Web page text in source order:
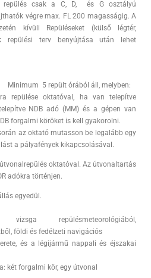
repülés csak a C, D, és G osztályú
végre max. FL 200 magasságig. A
kívüli Repüléseket (külső légtér,
repülési terv benyújtása után lehet
5 repült órából áll, melyben:
repülése oktatóval, ha van telepítve
NDB adó (MM) és a gépen van
forgalmi köröket is kell gyakorolni.
az oktató mutasson be legalább egy
a pályafények kikapcsolásával.
oktatóval. Az útvonal­tartás
adókra történjen.
egyedül.
repülésmeteorológiából,
földi és fedélzeti navigációs
és a légijármű nappali és éjszakai
két forgalmi kör, egy útvonal